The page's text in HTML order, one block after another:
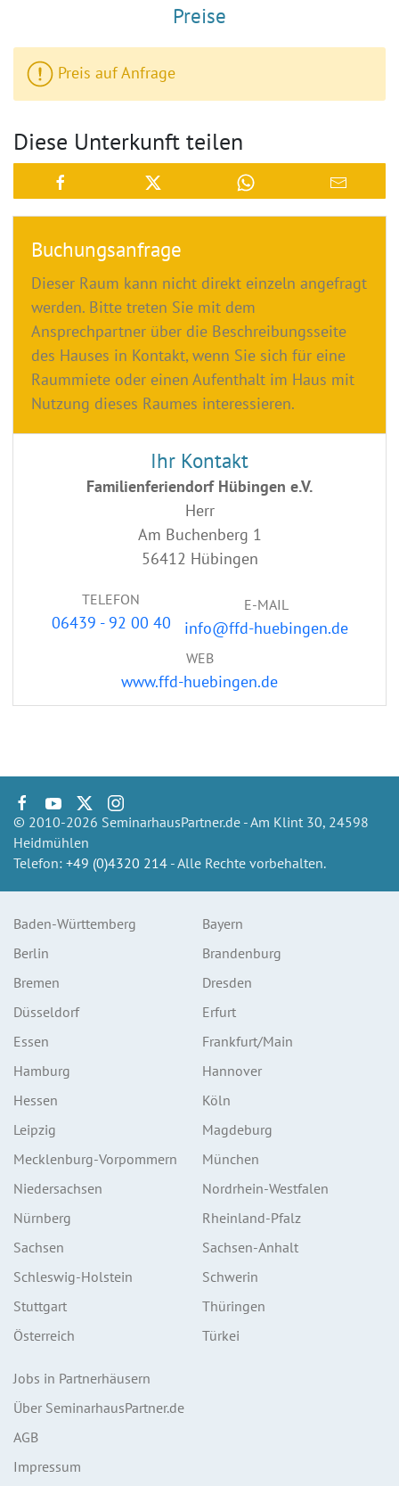
Preise
Preis auf Anfrage
Diese Unterkunft teilen
Buchungsanfrage
Dieser Raum kann nicht direkt einzeln angefragt
werden. Bitte treten Sie mit dem
Ansprechpartner über die Beschreibungsseite
des Hauses in Kontakt, wenn Sie sich für eine
Raummiete oder einen Aufenthalt im Haus mit
Nutzung dieses Raumes interessieren.
Ihr Kontakt
Familienferiendorf Hübingen e.V.
Herr
Am Buchenberg 1
56412 Hübingen
TELEFON
06439 - 92 00 40
E-MAIL
info@ffd-huebingen.de
WEB
www.ffd-huebingen.de
© 2010-2026 SeminarhausPartner.de - Am Klint 30, 24598
Heidmühlen
Telefon: +49 (0)4320 214 - Alle Rechte vorbehalten.
Baden-Württemberg
Bayern
Berlin
Brandenburg
Bremen
Dresden
Düsseldorf
Erfurt
Essen
Frankfurt/Main
Hamburg
Hannover
Hessen
Köln
Leipzig
Magdeburg
Mecklenburg-Vorpommern
München
Niedersachsen
Nordrhein-Westfalen
Nürnberg
Rheinland-Pfalz
Sachsen
Sachsen-Anhalt
Schleswig-Holstein
Schwerin
Stuttgart
Thüringen
Österreich
Türkei
Jobs in Partnerhäusern
Über SeminarhausPartner.de
AGB
Impressum